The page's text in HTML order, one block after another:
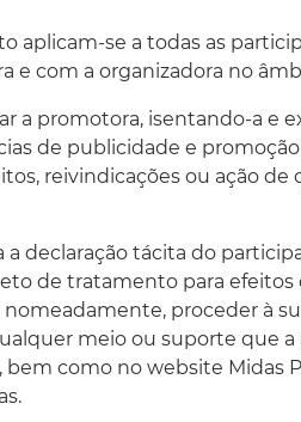
aplicam-se a todas as
e com a organizadora no
a promotora, isentando-a e
de publicidade e
reivindicações ou ação
declaração tácita do
de tratamento para
proceder à
meio ou suporte que
como no website Midas